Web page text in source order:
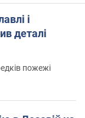
і
деталі
пожежі